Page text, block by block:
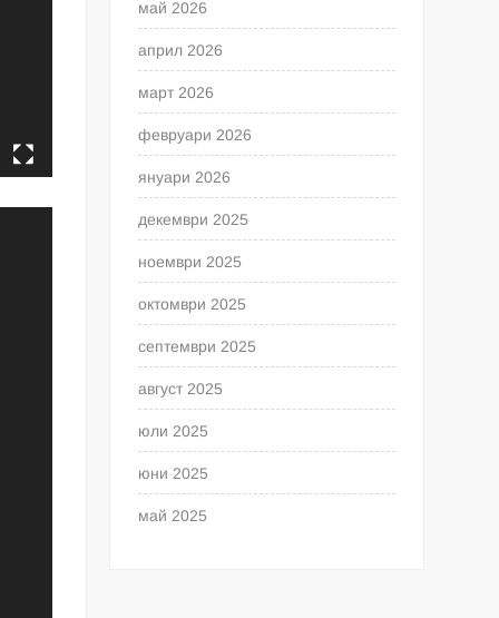
май 2026
април 2026
март 2026
февруари 2026
януари 2026
декември 2025
ноември 2025
октомври 2025
септември 2025
август 2025
юли 2025
юни 2025
май 2025